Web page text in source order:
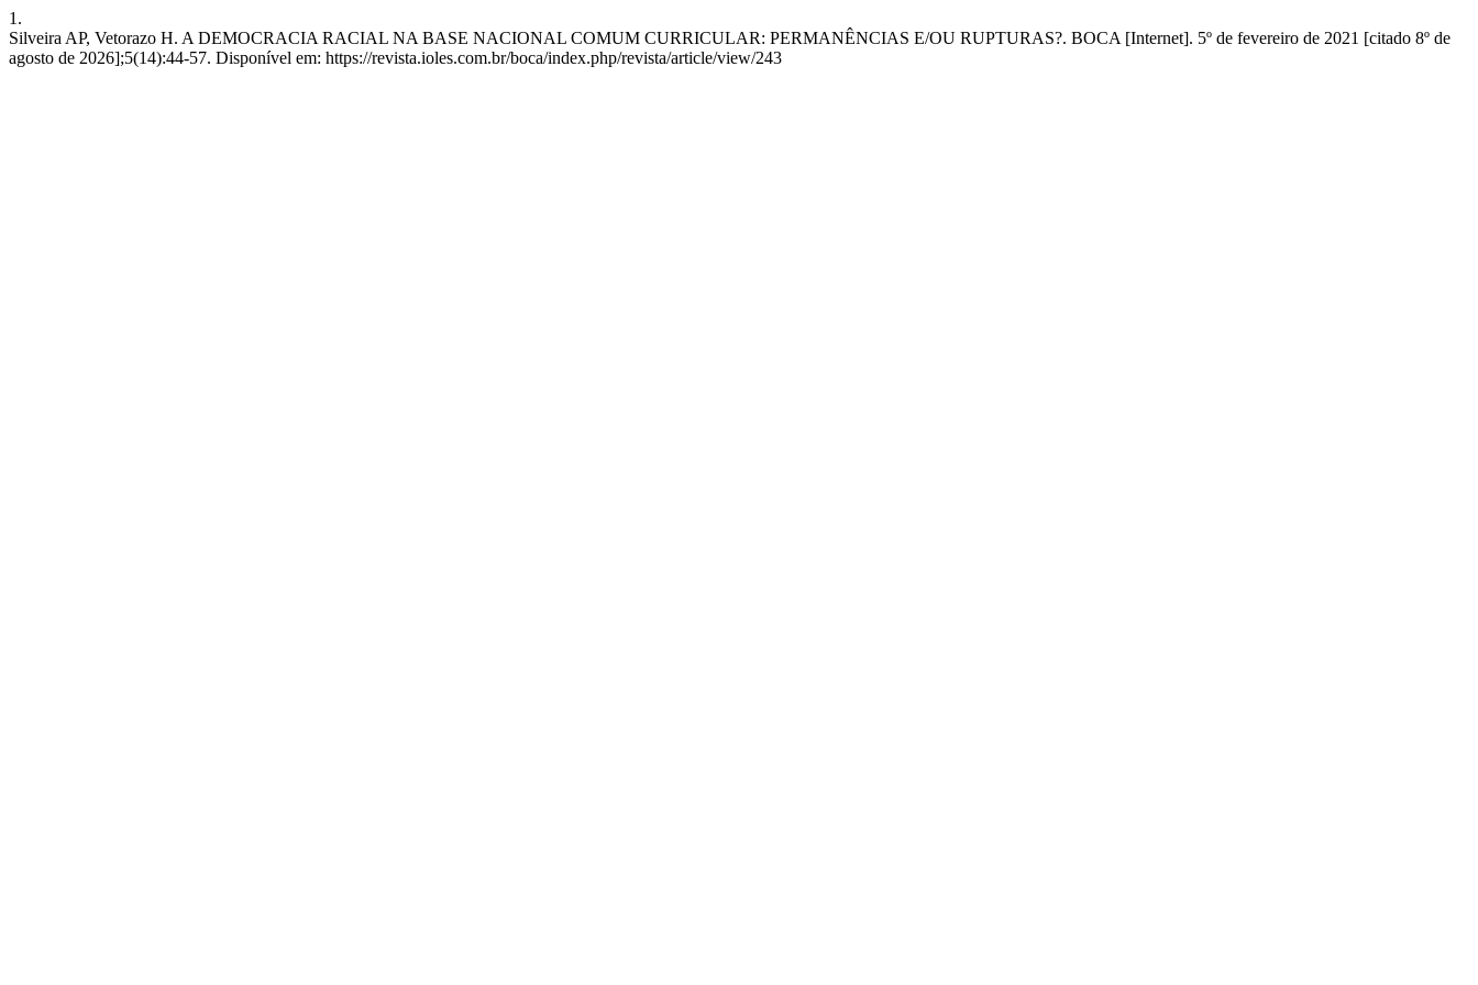
1.
Silveira AP, Vetorazo H. A DEMOCRACIA RACIAL NA BASE NACIONAL COMUM CURRICULAR: PERMANÊNCIAS E/OU RUPTURAS?. BOCA [Internet]. 5º de fevereiro de 2021 [citado 8º de
agosto de 2026];5(14):44-57. Disponível em: https://revista.ioles.com.br/boca/index.php/revista/article/view/243